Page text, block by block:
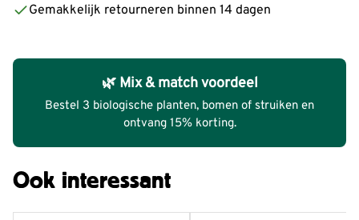
Gemakkelijk retourneren binnen 14 dagen
🌿 Mix & match voordeel
Bestel 3 biologische planten, bomen of struiken en
ontvang 15% korting.
Ook interessant